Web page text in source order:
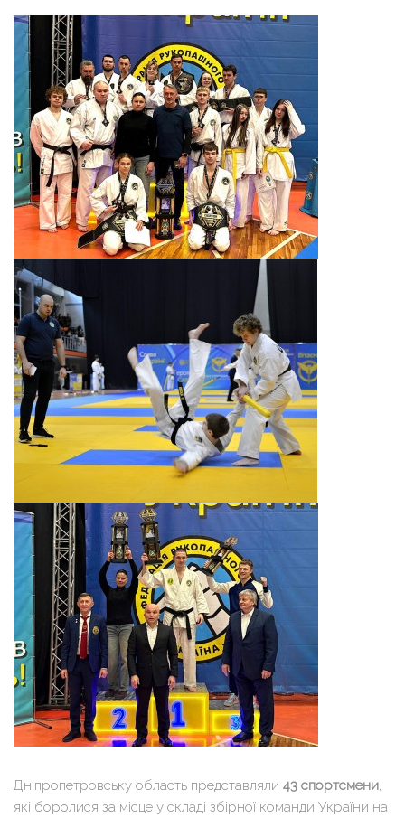
Дніпропетровську область представляли 43 спортсмени,
які боролися за місце у складі збірної команди України на